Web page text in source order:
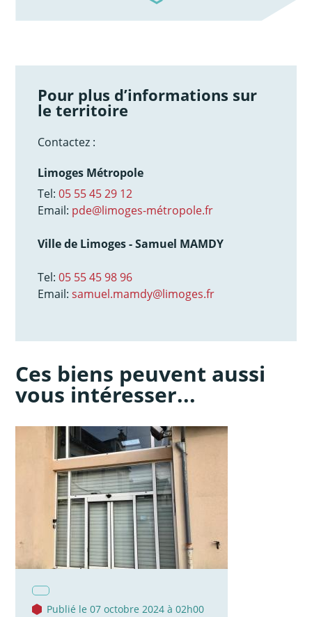
Pour plus d’informations sur
le territoire
Contactez :
Limoges Métropole
Tel:05 55 45 29 12
Email: pde@limoges-métropole.fr
Ville de Limoges - Samuel MAMDY
Tel:05 55 45 98 96
Email:samuel.mamdy@limoges.fr
Ces biens peuvent aussi
vous intéresser...
Publié le 07 octobre 2024 à 02h00